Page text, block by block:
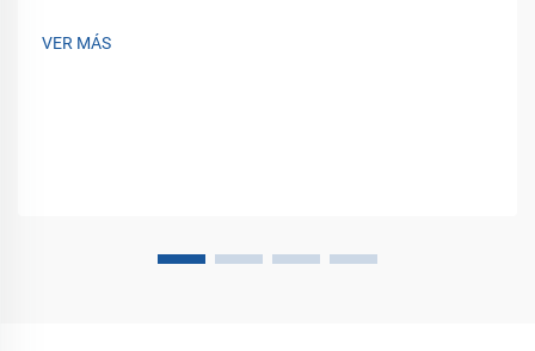
prioridad indispensable en todas las industrias. Durante
VER MÁS